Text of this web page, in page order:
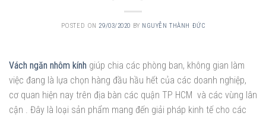
POSTED ON 29/03/2020 BY NGUYỄN THÀNH ĐỨC
Vách ngăn nhôm kính giúp chia các phòng ban, không gian làm
việc đang là lựa chọn hàng đầu hầu hết của các doanh nghiệp,
cơ quan hiện nay trên địa bàn các quận TP HCM và các vùng lân
cận . Đây là loại sản phẩm mang đến giải pháp kinh tế cho các